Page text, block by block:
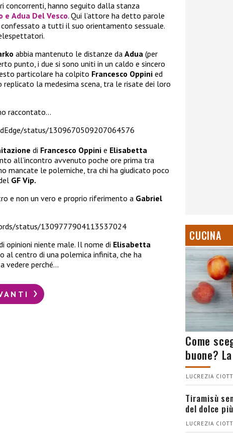
concorrenti, hanno seguito dalla stanza
e Adua Del Vesco. Qui l’attore ha detto parole
a tutti il suo orientamento sessuale.
abbia mantenuto le distanze da Adua (per
punto, i due si sono uniti in un caldo e sincero
particolare ha colpito Francesco Oppini ed
replicato la medesima scena, tra le risate dei loro
raccontato…
status/1309670509207064576
di Francesco Oppini e Elisabetta
all’incontro avvenuto poche ore prima tra
mancate le polemiche, tra chi ha giudicato poco
GF Vip.
e non un vero e proprio riferimento a Gabriel
status/1309777904113537024
opinioni niente male. Il nome di Elisabetta
al centro di una polemica infinita, che ha
vedere perché…
CUCINA
Come
buone?
LUCREZIA
Tiramisù
del dolce
LUCREZIA